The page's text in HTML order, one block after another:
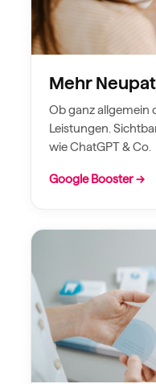
Mehr
Ob ganz allgemein
Leistungen.
wie ChatGPT & Co.
Google Booster →